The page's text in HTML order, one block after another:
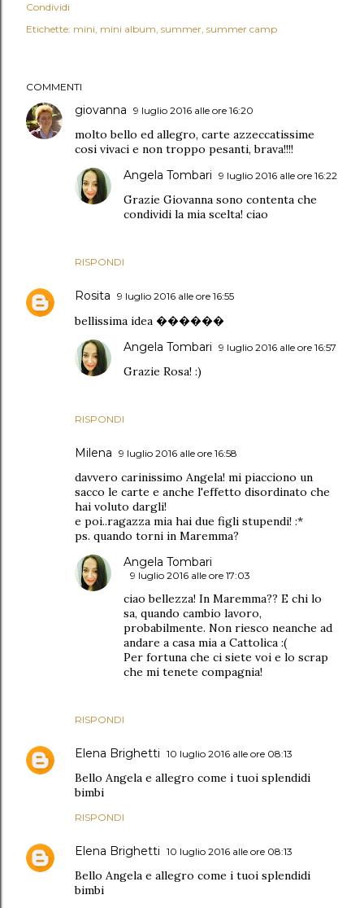
Condividi
Etichette: mini mini album summer summer camp
COMMENTI
giovanna 9 luglio 2016 alle ore 16:20
molto bello ed allegro, carte azzeccatissime
cosi vivaci e non troppo pesanti, brava!!!!
RISPONDI
Angela Tombari 9 luglio 2016 alle ore 16:22
Grazie Giovanna sono contenta che
condividi la mia scelta! ciao
Rosita 9 luglio 2016 alle ore 16:55
bellissima idea ������
RISPONDI
Angela Tombari 9 luglio 2016 alle ore 16:57
Grazie Rosa! :)
Milena 9 luglio 2016 alle ore 16:58
davvero carinissimo Angela! mi piacciono un
sacco le carte e anche l'effetto disordinato che
hai voluto dargli!
e poi..ragazza mia hai due figli stupendi! :*
ps. quando torni in Maremma?
RISPONDI
Angela Tombari
9 luglio 2016 alle ore 17:03
ciao bellezza! In Maremma?? E chi lo
sa, quando cambio lavoro,
probabilmente. Non riesco neanche ad
andare a casa mia a Cattolica :(
Per fortuna che ci siete voi e lo scrap
che mi tenete compagnia!
Elena Brighetti 10 luglio 2016 alle ore 08:13
Bello Angela e allegro come i tuoi splendidi
bimbi
RISPONDI
Elena Brighetti 10 luglio 2016 alle ore 08:13
Bello Angela e allegro come i tuoi splendidi
bimbi